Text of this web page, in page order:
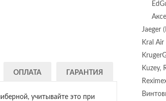
ОПЛАТА ГАРАНТИЯ
учитывайте это при
Jaeger
Kral Air
Kuzey,